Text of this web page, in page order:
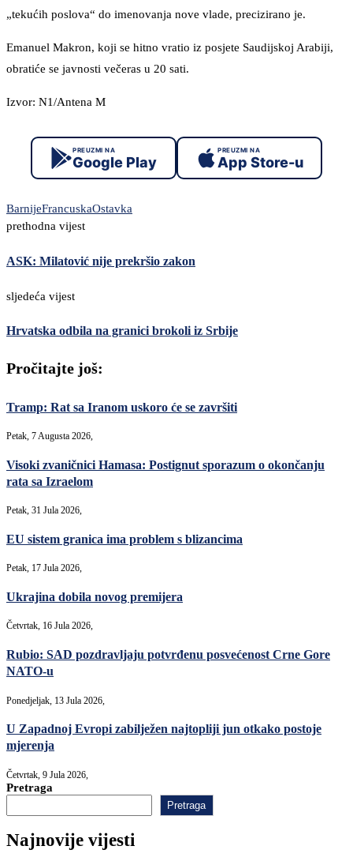
„tekućih poslova“ do imenovanja nove vlade, precizirano je.
Emanuel Makron, koji se hitno vratio iz posjete Saudijskoj Arabiji,
obratiće se javnosti večeras u 20 sati.
Izvor: N1/Antena M
PREUZMI NA
Google Play
PREUZMI NA
App Store-u
BarnijeFrancuskaOstavka
prethodna vijest
ASK: Milatović nije prekršio zakon
sljedeća vijest
Hrvatska odbila na granici brokoli iz Srbije
Pročitajte još:
Tramp: Rat sa Iranom uskoro će se završiti
Petak, 7 Augusta 2026,
Visoki zvaničnici Hamasa: Postignut sporazum o okončanju
rata sa Izraelom
Petak, 31 Jula 2026,
EU sistem granica ima problem s blizancima
Petak, 17 Jula 2026,
Ukrajina dobila novog premijera
Četvrtak, 16 Jula 2026,
Rubio: SAD pozdravljaju potvrđenu posvećenost Crne Gore
NATO-u
Ponedjeljak, 13 Jula 2026,
U Zapadnoj Evropi zabilježen najtopliji jun otkako postoje
mjerenja
Četvrtak, 9 Jula 2026,
Pretraga
Pretraga
Najnovije vijesti